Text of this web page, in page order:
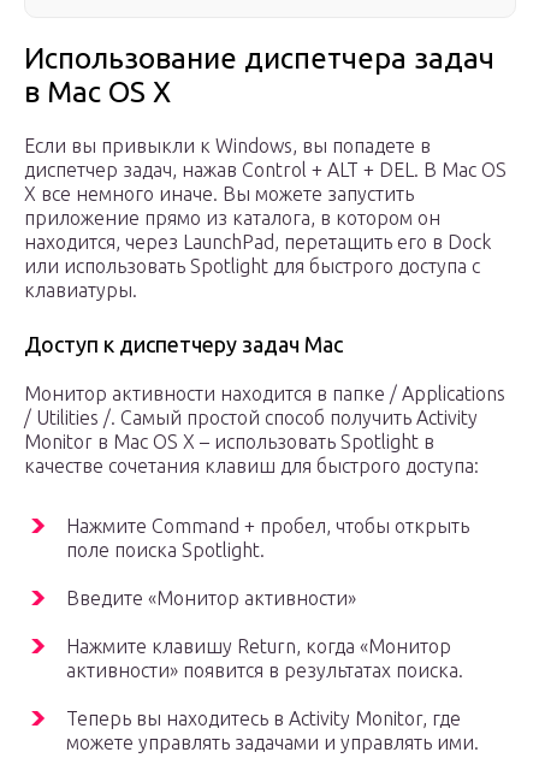
Использование диспетчера задач
в Mac OS X
Если вы привыкли к Windows, вы попадете в
диспетчер задач, нажав Control + ALT + DEL. В Mac OS
X все немного иначе. Вы можете запустить
приложение прямо из каталога, в котором он
находится, через LaunchPad, перетащить его в Dock
или использовать Spotlight для быстрого доступа с
клавиатуры.
Доступ к диспетчеру задач Mac
Монитор активности находится в папке / Applications
/ Utilities /. Самый простой способ получить Activity
Monitor в Mac OS X – использовать Spotlight в
качестве сочетания клавиш для быстрого доступа:
Нажмите Command + пробел, чтобы открыть
поле поиска Spotlight.
Введите «Монитор активности»
Нажмите клавишу Return, когда «Монитор
активности» появится в результатах поиска.
Теперь вы находитесь в Activity Monitor, где
можете управлять задачами и управлять ими.